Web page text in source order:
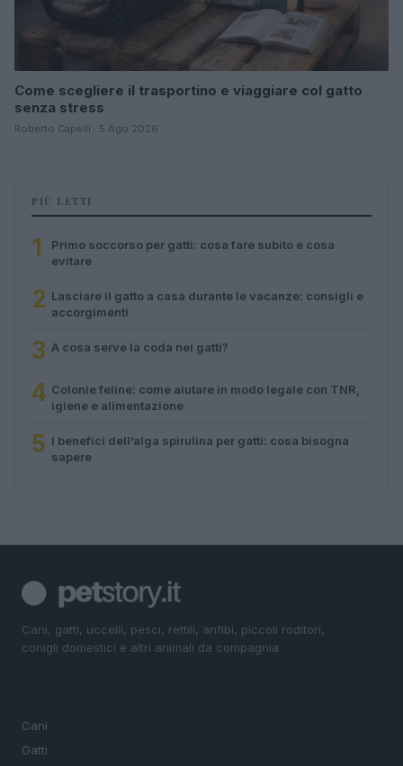
Come scegliere il trasportino e viaggiare col gatto
senza stress
Roberto Capelli · 5 Ago 2026
PIÙ LETTI
1
Primo soccorso per gatti: cosa fare subito e cosa
evitare
2 Lasciare il gatto a casa durante le vacanze: consigli e
accorgimenti
3 A cosa serve la coda nei gatti?
4 Colonie feline: come aiutare in modo legale con TNR,
igiene e alimentazione
5 I benefici dell’alga spirulina per gatti: cosa bisogna
sapere
Cani, gatti, uccelli, pesci, rettili, anfibi, piccoli roditori,
conigli domestici e altri animali da compagnia.
Cani
Gatti